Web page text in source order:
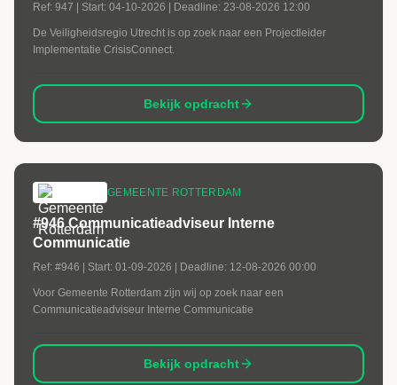
Ref: 947 | Start: 04-10-2026 | Deadline: 23-08-2026 12:00
De Veiligheidsregio Utrecht is op zoek naar een Projectleider
Implementatie CrisisConnect.
Bekijk opdracht
GEMEENTE ROTTERDAM
#946 Communicatieadviseur Interne
Communicatie
Ref: #946 | Start: 01-09-2026 | Deadline: 12-08-2026 00:00
Voor Gemeente Rotterdam zijn wij op zoek naar een
Communicatieadviseur Interne Communicatie
Bekijk opdracht